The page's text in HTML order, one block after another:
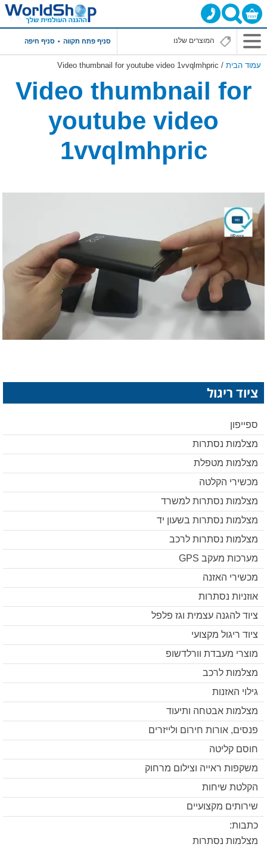
סניף פתח תקווה סניף חיפה
עמוד הבית / Video thumbnail for youtube video 1vvqlmhpric
Video thumbnail for
youtube video
1vvqlmhpric
ציוד ריגול
ספייפון
מצלמות נסתרות
מצלמות מטפלת
מכשירי הקלטה
מצלמות נסתרות למשרד
מצלמות נסתרות בשעון יד
מצלמות נסתרות לרכב
מערכות מעקב GPS
מכשירי האזנה
אוזניות נסתרות
ציוד להגנה עצמית וגז פלפל
ציוד ריגול מקצועי
מוצרי מעבדת וורלדשופ
מצלמות לרכב
גילוי האזנות
מצלמות אבטחה ותיעוד
פנסים, אורות חירום ולייזרים
חוסם קליטה
משקפות ראייה וצילום מרחוק
הקלטת שיחות
שירותים מקצועיים
כתבות:
מצלמות נסתרות